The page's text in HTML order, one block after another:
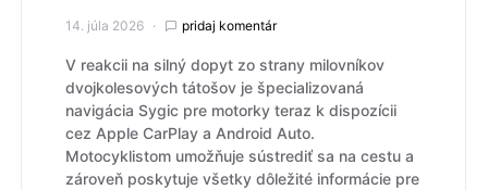
14. júla 2026 pridaj komentár
V reakcii na silný dopyt zo strany milovníkov
dvojkolesových tátošov je špecializovaná
navigácia Sygic pre motorky teraz k dispozícii
cez Apple CarPlay a Android Auto.
Motocyklistom umožňuje sústrediť sa na cestu a
zároveň poskytuje všetky dôležité informácie pre